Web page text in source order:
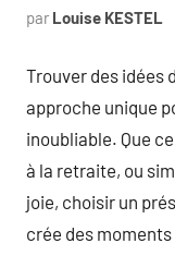
par Louise KESTEL
Trouver des idées
approche unique
inoubliable. Que
à la retraite, ou
joie, choisir un
crée des